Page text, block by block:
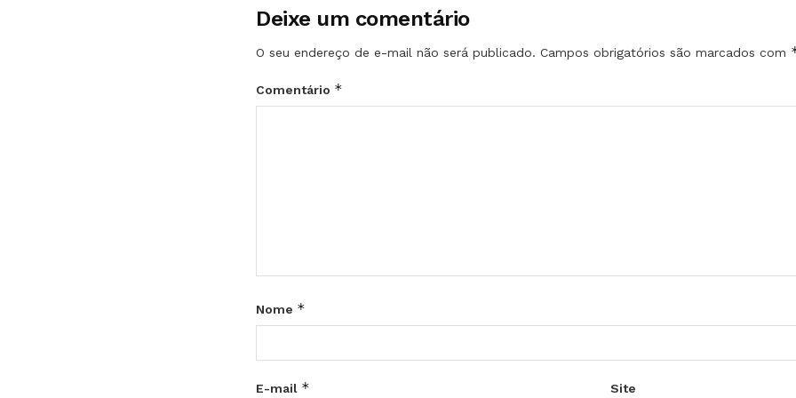
Deixe um comentário
O seu endereço de e-mail não será publicado. Campos obrigatórios são marcados com
Comentário *
Nome *
E-mail * Site